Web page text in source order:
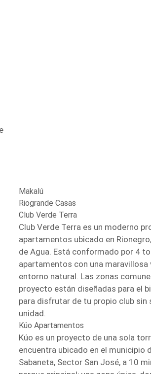
Makalú
Riogrande Casas
Club Verde Terra
Club Verde Terra es un moderno
apartamentos ubicado en
de Agua. Está conformado por 4
apartamentos con una maravillosa
entorno natural. Las zonas
proyecto están diseñadas para el
para disfrutar de tu propio club sin
unidad.
Kúo Apartamentos
Kúo es un proyecto de una sola
encuentra ubicado en el municipio
Sabaneta, Sector San José, a 10